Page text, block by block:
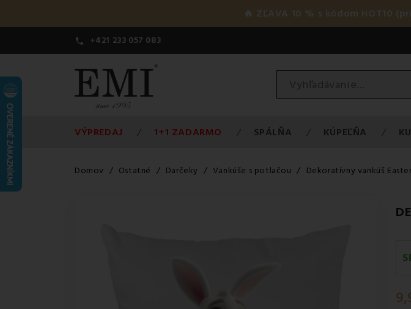
🔥 ZĽAVA 10 % s kódom HOT10
 +421 233 057 083
VÝPREDAJ 1+1 ZADARMO SPÁLŇA KÚPEĽŇA
Domov Ostatné Darčeky Vankúše s potlačou Dekoratívny vankúš